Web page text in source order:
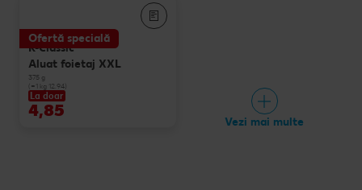
Ofertă specială
K-Classic
Aluat foietaj XXL
375 g
(=1 kg 12.94)
La doar
4,85
Vezi mai multe